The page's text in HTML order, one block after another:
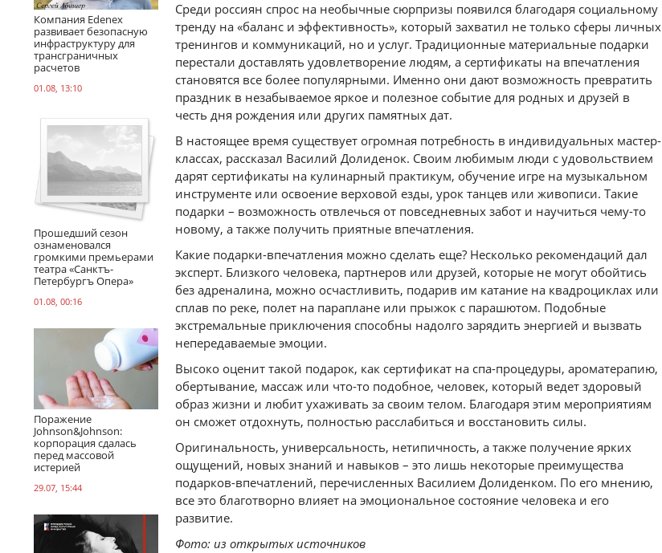
Компания Edenex
развивает безопасную
инфраструктуру для
трансграничных
расчетов
01.08, 13:10
Прошедший сезон
ознаменовался
громкими премьерами
театра «Санктъ-
Петербургъ Опера»
01.08, 00:16
Поражение
Johnson&Johnson:
корпорация сдалась
перед массовой
истерией
29.07, 15:44
Среди россиян спрос на необычные сюрпризы появился благодаря социальному
тренду на «баланс и эффективность», который захватил не только сферы личных
тренингов и коммуникаций, но и услуг. Традиционные материальные подарки
перестали доставлять удовлетворение людям, а сертификаты на впечатления
становятся все более популярными. Именно они дают возможность превратить
праздник в незабываемое яркое и полезное событие для родных и друзей в
честь дня рождения или других памятных дат.
В настоящее время существует огромная потребность в индивидуальных мастер-
классах, рассказал Василий Долиденок. Своим любимым люди с удовольствием
дарят сертификаты на кулинарный практикум, обучение игре на музыкальном
инструменте или освоение верховой езды, урок танцев или живописи. Такие
подарки – возможность отвлечься от повседневных забот и научиться чему-то
новому, а также получить приятные впечатления.
Какие подарки-впечатления можно сделать еще? Несколько рекомендаций дал
эксперт. Близкого человека, партнеров или друзей, которые не могут обойтись
без адреналина, можно осчастливить, подарив им катание на квадроциклах или
сплав по реке, полет на параплане или прыжок с парашютом. Подобные
экстремальные приключения способны надолго зарядить энергией и вызвать
непередаваемые эмоции.
Высоко оценит такой подарок, как сертификат на спа-процедуры, ароматерапию,
обертывание, массаж или что-то подобное, человек, который ведет здоровый
образ жизни и любит ухаживать за своим телом. Благодаря этим мероприятиям
он сможет отдохнуть, полностью расслабиться и восстановить силы.
Оригинальность, универсальность, нетипичность, а также получение ярких
ощущений, новых знаний и навыков – это лишь некоторые преимущества
подарков-впечатлений, перечисленных Василием Долиденком. По его мнению,
все это благотворно влияет на эмоциональное состояние человека и его
развитие.
Фото: из открытых источников